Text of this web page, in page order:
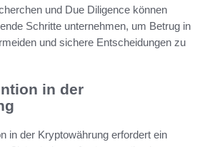
und Due Diligence können
Schritte unternehmen, um Betrug in
und sichere Entscheidungen zu
in der
in der Kryptowährung erfordert ein